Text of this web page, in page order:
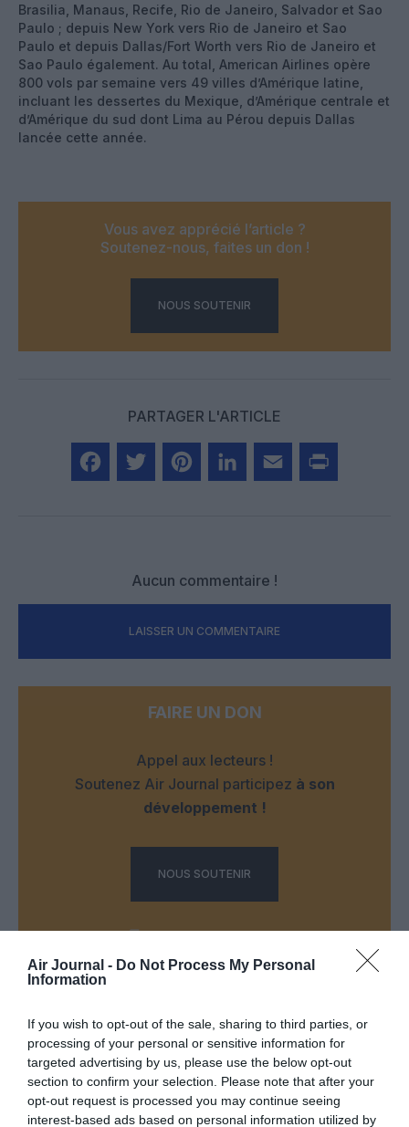
Air Journal - Do Not Process My Personal
Information
If you wish to opt-out of the sale, sharing to third parties, or
processing of your personal or sensitive information for
targeted advertising by us, please use the below opt-out
section to confirm your selection. Please note that after your
opt-out request is processed you may continue seeing
interest-based ads based on personal information utilized by
Brasilia, Manaus, Recife, Rio de Janeiro, Salvador et Sao
Paulo ; depuis New York vers Rio de Janeiro et Sao
Paulo et depuis Dallas/Fort Worth vers Rio de Janeiro et
Sao Paulo également. Au total, American Airlines opère
800 vols par semaine vers 49 villes d’Amérique latine,
incluant les dessertes du Mexique, d’Amérique centrale et
d’Amérique du sud dont Lima au Pérou depuis Dallas
lancée cette année.
Vous avez apprécié l’article ?
Soutenez-nous, faites un don !
NOUS SOUTENIR
PARTAGER L'ARTICLE
Aucun commentaire !
LAISSER UN COMMENTAIRE
FAIRE UN DON
Appel aux lecteurs !
Soutenez Air Journal participez à son
développement !
NOUS SOUTENIR
DERNIERS COMMENTAIRES
CG59
a commenté l'article :
Un enfant refuse sa ceinture : un vol Porter Airlines